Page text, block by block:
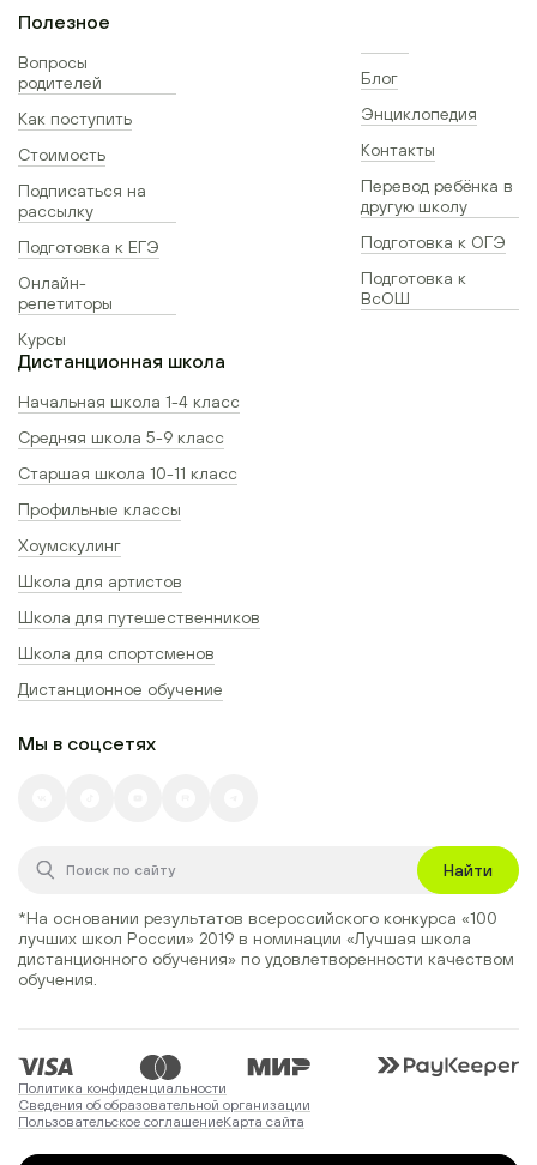
Полезное
Вопросы
родителей
Как поступить
Стоимость
Подписаться на
рассылку
Подготовка к ЕГЭ
Онлайн-
репетиторы
Курсы
Блог
Энциклопедия
Контакты
Перевод ребёнка в
другую школу
Подготовка к ОГЭ
Подготовка к
ВсОШ
Дистанционная школа
Начальная школа 1-4 класс
Средняя школа 5-9 класс
Старшая школа 10-11 класс
Профильные классы
Хоумскулинг
Школа для артистов
Школа для путешественников
Школа для спортсменов
Дистанционное обучение
Мы в соцсетях
Найти
*На основании результатов всероссийского конкурса «100
лучших школ России» 2019 в номинации «Лучшая школа
дистанционного обучения» по удовлетворенности качеством
обучения.
Политика конфиденциальности
Сведения об образовательной организации
Пользовательское соглашениеКарта сайта